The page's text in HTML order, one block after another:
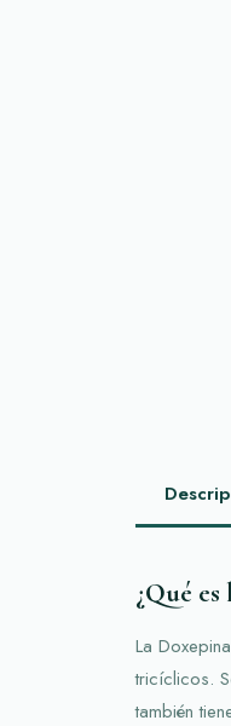
¿Qué
La
tricíclicos.
también